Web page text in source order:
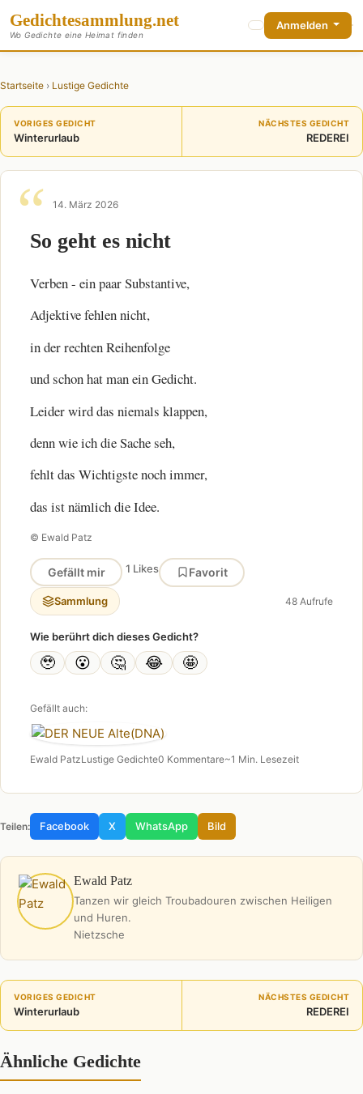
Gedichtesammlung.net
Wo Gedichte eine Heimat finden
Anmelden
Startseite › Lustige Gedichte
VORIGES GEDICHT
Winterurlaub
NÄCHSTES GEDICHT
REDEREI
14. März 2026
So geht es nicht
Verben - ein paar Substantive,
Adjektive fehlen nicht,
in der rechten Reihenfolge
und schon hat man ein Gedicht.
Leider wird das niemals klappen,
denn wie ich die Sache seh,
fehlt das Wichtigste noch immer,
das ist nämlich die Idee.
© Ewald Patz
Gefällt mir 1 Likes Favorit
Sammlung 48 Aufrufe
Wie berührt dich dieses Gedicht?
🥹 😮 🤔 😂 🤩
Gefällt auch:
Ewald PatzLustige Gedichte0 Kommentare~1 Min. Lesezeit
Teilen: Facebook X WhatsApp Bild
Ewald Patz
Tanzen wir gleich Troubadouren zwischen Heiligen
und Huren.
Nietzsche
VORIGES GEDICHT
Winterurlaub
NÄCHSTES GEDICHT
REDEREI
Ähnliche Gedichte